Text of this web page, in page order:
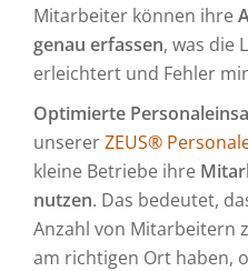
Mitarbeiter können ihre
genau erfassen, was die
erleichtert und Fehler
Optimierte
unsererZEUS®
kleine Betriebe ihre
nutzen. Das bedeutet,
Anzahl von Mitarbeitern
am richtigen Ort haben,